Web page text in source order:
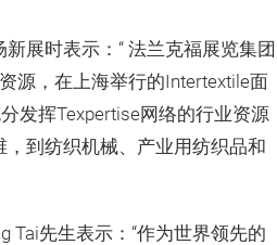
展时表示：“ 法兰克福展览集团
源，在上海举行的Intertextile面
发挥Texpertise网络的行业资源
到纺织机械、产业用纺织品和
Tai先生表示：“作为世界领先的